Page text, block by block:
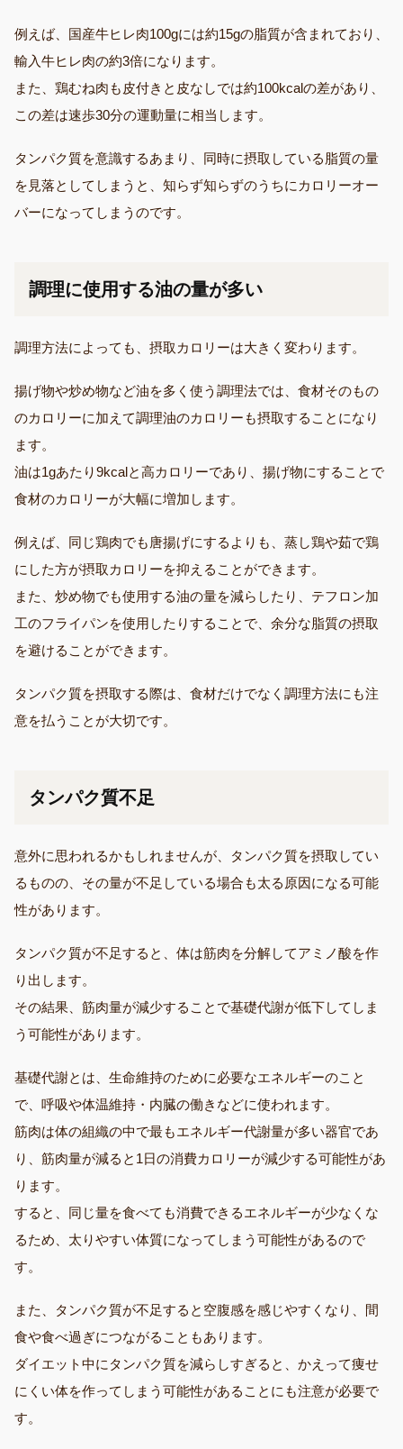
例えば、国産牛ヒレ肉100gには約15gの脂質が含まれており、
輸入牛ヒレ肉の約3倍になります。
また、鶏むね肉も皮付きと皮なしでは約100kcalの差があり、
この差は速歩30分の運動量に相当します。
タンパク質を意識するあまり、同時に摂取している脂質の量
を見落としてしまうと、知らず知らずのうちにカロリーオー
バーになってしまうのです。
調理に使用する油の量が多い
調理方法によっても、摂取カロリーは大きく変わります。
揚げ物や炒め物など油を多く使う調理法では、食材そのもの
のカロリーに加えて調理油のカロリーも摂取することになり
ます。
油は1gあたり9kcalと高カロリーであり、揚げ物にすることで
食材のカロリーが大幅に増加します。
例えば、同じ鶏肉でも唐揚げにするよりも、蒸し鶏や茹で鶏
にした方が摂取カロリーを抑えることができます。
また、炒め物でも使用する油の量を減らしたり、テフロン加
工のフライパンを使用したりすることで、余分な脂質の摂取
を避けることができます。
タンパク質を摂取する際は、食材だけでなく調理方法にも注
意を払うことが大切です。
タンパク質不足
意外に思われるかもしれませんが、タンパク質を摂取してい
るものの、その量が不足している場合も太る原因になる可能
性があります。
タンパク質が不足すると、体は筋肉を分解してアミノ酸を作
り出します。
その結果、筋肉量が減少することで基礎代謝が低下してしま
う可能性があります。
基礎代謝とは、生命維持のために必要なエネルギーのこと
で、呼吸や体温維持・内臓の働きなどに使われます。
筋肉は体の組織の中で最もエネルギー代謝量が多い器官であ
り、筋肉量が減ると1日の消費カロリーが減少する可能性があ
ります。
すると、同じ量を食べても消費できるエネルギーが少なくな
るため、太りやすい体質になってしまう可能性があるので
す。
また、タンパク質が不足すると空腹感を感じやすくなり、間
食や食べ過ぎにつながることもあります。
ダイエット中にタンパク質を減らしすぎると、かえって痩せ
にくい体を作ってしまう可能性があることにも注意が必要で
す。